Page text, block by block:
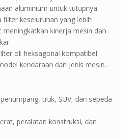
aluminium untuk tutupnya
filter keseluruhan yang lebih
meningkatkan kinerja mesin dan
oli heksagonal kompatibel
kendaraan dan jenis mesin.
truk, SUV, dan sepeda
peralatan konstruksi, dan